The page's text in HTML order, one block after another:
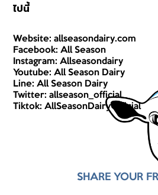
ไปนี้
Website:allseasondairy.com
Facebook:All Season
Instagram:Allseasondairy
Youtube:All Season Dairy
Line:All Season Dairy
Twitter:allseason_official
Tiktok:AllSeasonDairyOfficial
SHARE YOUR